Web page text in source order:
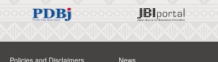
Policies and Disclaimers News